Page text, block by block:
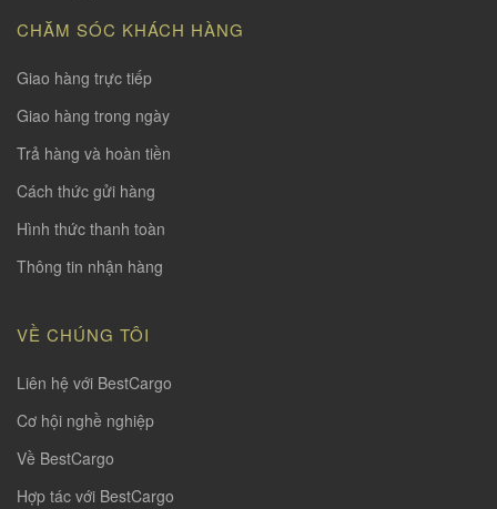
CHĂM SÓC KHÁCH HÀNG
Giao hàng trực tiếp
Giao hàng trong ngày
Trả hàng và hoàn tiền
Cách thức gửi hàng
Hình thức thanh toàn
Thông tin nhận hàng
VỀ CHÚNG TÔI
Liên hệ với BestCargo
Cơ hội nghề nghiệp
Về BestCargo
Hợp tác với BestCargo